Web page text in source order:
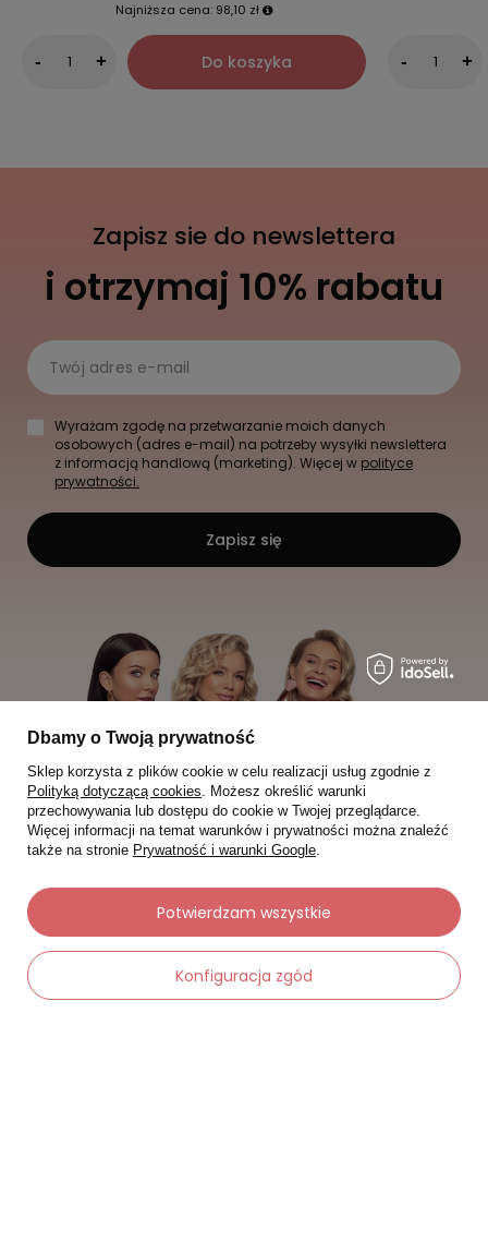
Najniższa cena: 98,10 zł
- + Do koszyka - +
Zapisz sie do newslettera
i otrzymaj 10% rabatu
Twój adres e-mail
Wyrażam zgodę na przetwarzanie moich danych
osobowych (adres e-mail) na potrzeby wysyłki newslettera
z informacją handlową (marketing). Więcej w polityce
prywatności.
Zapisz się
Moje zamówienia
Status zamówienia
Dbamy o Twoją prywatność
Sklep korzysta z plików cookie w celu realizacji usług zgodnie z
Polityką dotyczącą cookies. Możesz określić warunki
przechowywania lub dostępu do cookie w Twojej przeglądarce.
Więcej informacji na temat warunków i prywatności można znaleźć
także na stronie Prywatność i warunki Google.
Konfiguracja zgód
Potwierdzam wszystkie